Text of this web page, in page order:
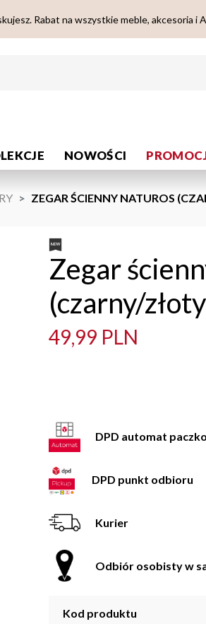
Rabat na wszystkie meble, akcesoria i
NOWOŚCI
ZEGAR ŚCIENNY NATUROS
Zegar
(czarny/
49,99 PLN
DPD automat
DPD punkt odbioru
Kurier
Odbiór osobisty w
Kod produktu